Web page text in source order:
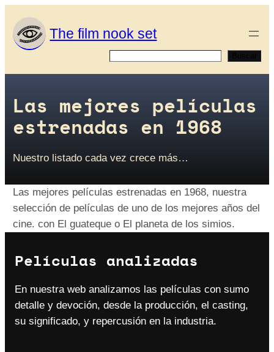
contenido
The film nook set
Las mejores películas
estrenadas en 1968
Nuestro listado cada vez crece más…
Las mejores películas estrenadas en 1968, nuestra
selección de películas de uno de los mejores años del
cine. con El guateque o El planeta de los simios.
Películas analizadas
En nuestra web analizamos las películas con sumo
detalle y devoción, desde la producción, el casting,
su significado, y repercusión en la industria.